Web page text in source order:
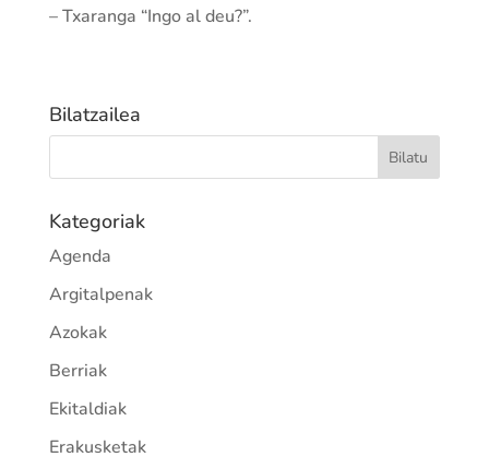
– Txaranga “Ingo al deu?”.
Bilatzailea
Kategoriak
Agenda
Argitalpenak
Azokak
Berriak
Ekitaldiak
Erakusketak